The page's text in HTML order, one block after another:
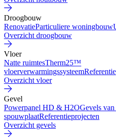
Droogbouw
RenovatieParticuliere woningbouw
Overzicht droogbouw
Vloer
Natte ruimtesTherm25™
vloerverwarmingssysteem
Overzicht vloer
Gevel
Powerpanel HD & H2OGevels
spouwplaatReferentieprojecten
Overzicht gevels